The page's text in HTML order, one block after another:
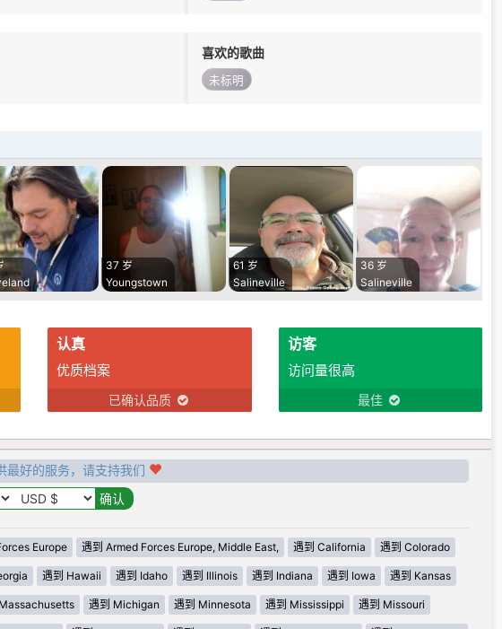
喜欢的歌曲
未标明
37 岁
Youngstown
61 岁
Salineville
36 岁
Salineville
认真
优质档案
已确认品质
访客
访问量很高
最佳
最好的服务，请支持我们
Europe 遇到 Armed Forces Europe, Middle East, 遇到 California 遇到 Colorado
遇到 Hawaii 遇到 Idaho 遇到 Illinois 遇到 Indiana 遇到 Iowa 遇到 Kansas
遇到 Michigan 遇到 Minnesota 遇到 Mississippi 遇到 Missouri